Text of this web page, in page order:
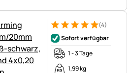
Bewertung: 5 von 5 (4
4 Bewertungen
(4)
Sofort verfügbar
1 - 3 Tage
1,99 kg